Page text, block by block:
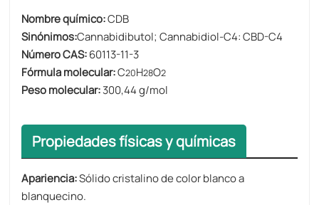
Nombre químico:CDB
Sinónimos:Cannabidibutol; Cannabidiol-C4: CBD-C4
Número CAS:60113-11-3
Fórmula molecular:C20H28O2
Peso molecular:300,44 g/mol
Propiedades físicas y químicas
Apariencia:Sólido cristalino de color blanco a
blanquecino.